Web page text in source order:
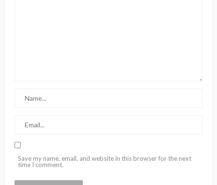
Save my name, email, and website in this browser for the next
time I comment.